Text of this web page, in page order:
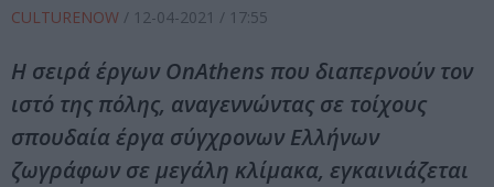
CULTURENOW / 12-04-2021 / 17:55
Η σειρά έργων OnAthens που διαπερνούν τον
ιστό της πόλης, αναγεννώντας σε τοίχους
σπουδαία έργα σύγχρονων Ελλήνων
ζωγράφων σε μεγάλη κλίμακα, εγκαινιάζεται